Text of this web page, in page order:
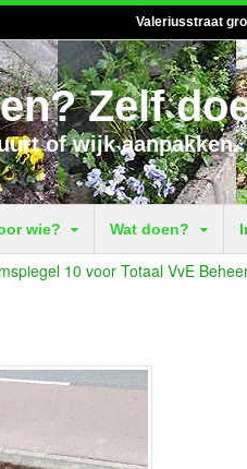
Valeriusstraat
Zelf
of wijk
wie? Wat doen?
10 voor Totaal VvE